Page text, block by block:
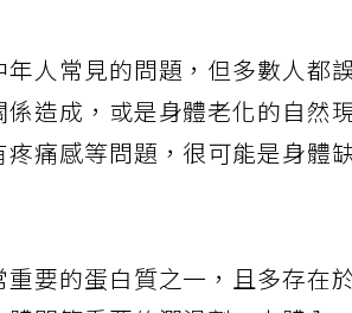
人常見的問題，但多數人都
造成，或是身體老化的自然
痛感等問題，很可能是身體
要的蛋白質之一，且多存在